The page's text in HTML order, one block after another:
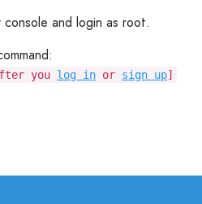
and login as root.
you log in or sign up]